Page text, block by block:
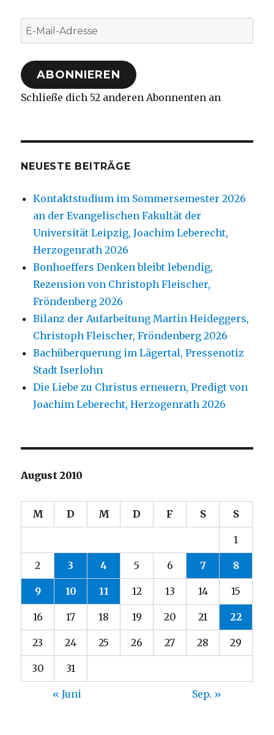
E-
Mail-
Adresse
ABONNIEREN
Schließe dich 52 anderen Abonnenten an
NEUESTE BEITRÄGE
Kontaktstudium im Sommersemester 2026
an der Evangelischen Fakultät der
Universität Leipzig, Joachim Leberecht,
Herzogenrath 2026
Bonhoeffers Denken bleibt lebendig,
Rezension von Christoph Fleischer,
Fröndenberg 2026
Bilanz der Aufarbeitung Martin Heideggers,
Christoph Fleischer, Fröndenberg 2026
Bachüberquerung im Lägertal, Pressenotiz
Stadt Iserlohn
Die Liebe zu Christus erneuern, Predigt von
Joachim Leberecht, Herzogenrath 2026
August 2010
M D M D F S S
1
2 3 4 5 6 7 8
9 10 11 12 13 14 15
16 17 18 19 20 21 22
23 24 25 26 27 28 29
30 31
« Juni Sep. »